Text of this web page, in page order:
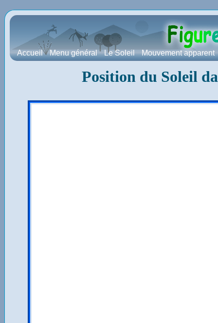
Accueil Menu général Le Soleil Mouvement apparent
Position du Soleil